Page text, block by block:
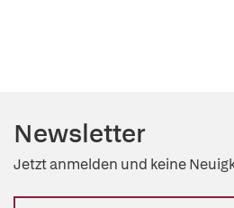
Newsletter
Jetzt anmelden und keine